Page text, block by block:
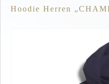
Hoodie Herren